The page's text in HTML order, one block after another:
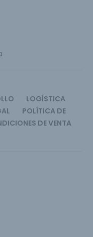
LOGÍSTICA
POLÍTICA DE
DE VENTA